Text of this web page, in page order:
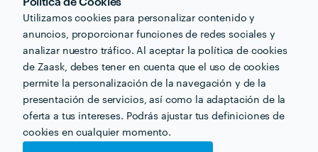
Utilizamos cookies para personalizar contenido y
anuncios, proporcionar funciones de redes sociales y
analizar nuestro tráfico. Al aceptar la política de cookies
de Zaask, debes tener en cuenta que el uso de cookies
permite la personalización de la navegación y de la
presentación de servicios, así como la adaptación de la
oferta a tus intereses. Podrás ajustar tus definiciones de
cookies en cualquier momento.
gustó tanto que para navidades repito!!! Calidad precio
geniaaaL! Se lo recomiendo a todo el mundo!
Lola
Trabajo realizado fuera de la plataforma
21 nov. 2017
Excepcional profesional, siempre satisfecha